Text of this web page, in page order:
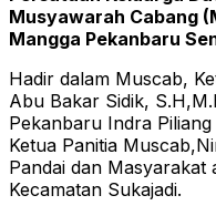
Musyawarah Cabang
Mangga Pekanbaru
Hadir dalam Muscab,
Abu Bakar Sidik,
Pekanbaru Indra
Ketua Panitia
Pandai dan Masyarakat
Kecamatan Sukajadi.